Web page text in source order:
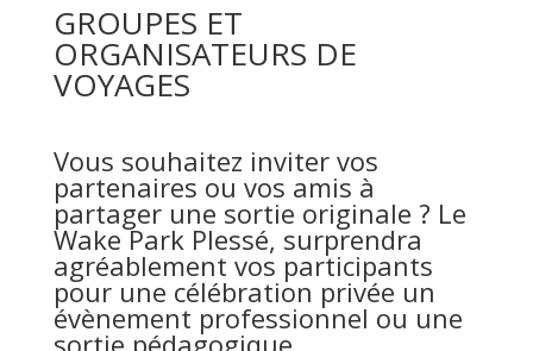
GROUPES ET
ORGANISATEURS DE
VOYAGES
Vous souhaitez inviter vos
partenaires ou vos amis à
partager une sortie originale ? Le
Wake Park Plessé, surprendra
agréablement vos participants
pour une célébration privée un
évènement professionnel ou une